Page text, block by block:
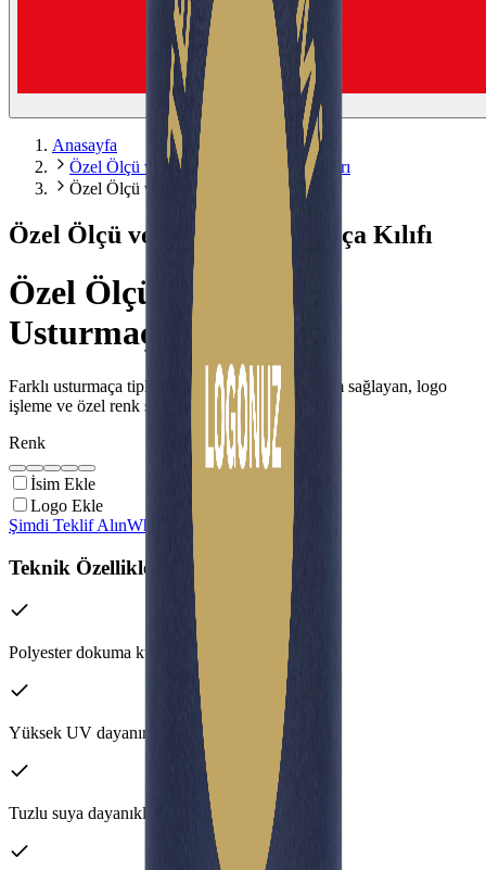
Anasayfa
Özel Ölçü ve Logolu Usturmaça Kılıfları
Özel Ölçü ve Logolu Usturmaça Kılıfı
Özel Ölçü ve Logolu Usturmaça Kılıfı
Özel Ölçü ve Logolu
Usturmaça Kılıfları
Farklı usturmaça tipleri ve ölçüleri için tam uyum sağlayan, logo
işleme ve özel renk seçenekli kılıf.
Renk
İsim Ekle
Logo Ekle
Şimdi Teklif AlınWhatsApp'tan Sorun
Teknik Özellikler
Polyester dokuma kumaş
Yüksek UV dayanımı (UV 9)
Tuzlu suya dayanıklı yapı